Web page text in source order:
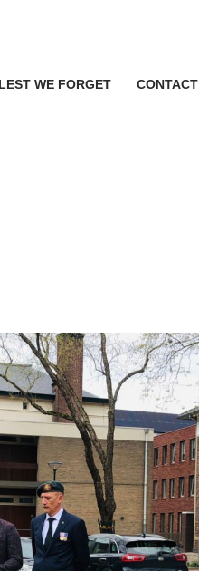
LEST WE FORGET CONTACT